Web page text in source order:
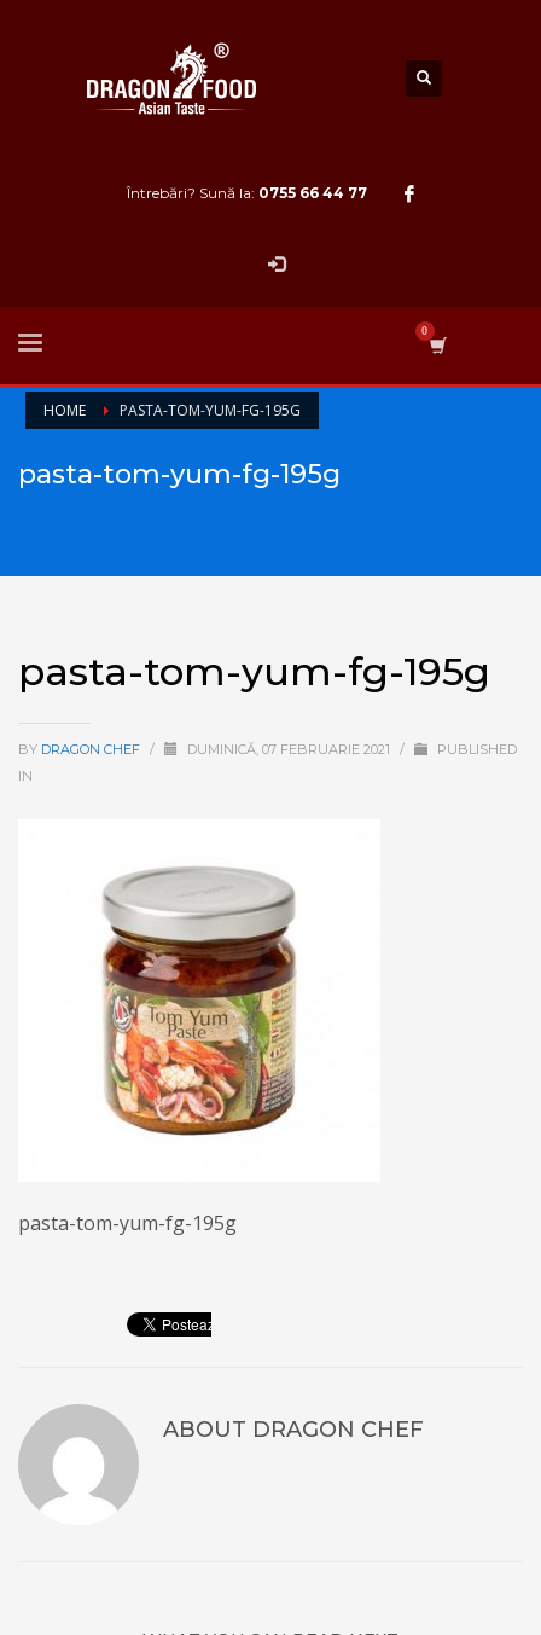
Întrebări? Sună la: 0755 66 44 77
HOME PASTA-TOM-YUM-FG-195G
pasta-tom-yum-fg-195g
pasta-tom-yum-fg-195g
BY DRAGON CHEF / DUMINICĂ, 07 FEBRUARIE 2021 /
PUBLISHED
IN
pasta-tom-yum-fg-195g
ABOUT DRAGON CHEF